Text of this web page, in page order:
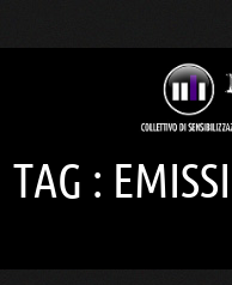
TAG :